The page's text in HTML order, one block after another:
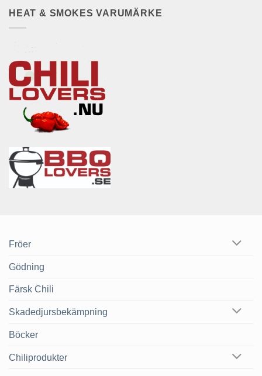
HEAT & SMOKES VARUMÄRKE
Fröer
Gödning
Färsk Chili
Skadedjursbekämpning
Böcker
Chiliprodukter